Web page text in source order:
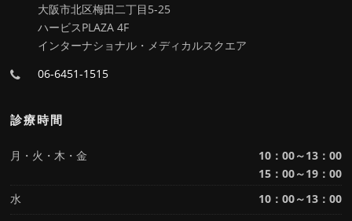
大阪市北区梅田二丁目5-25
ハービスPLAZA 4F
インターナショナル・メディカルスクエア
06-6451-1515
診療時間
月・火・木・金
10：00～13：00
15：00～19：00
水
10：00～13：00